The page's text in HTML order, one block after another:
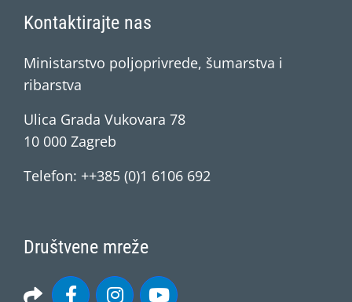
Kontaktirajte nas
Ministarstvo poljoprivrede, šumarstva i
ribarstva
Ulica Grada Vukovara 78
10 000 Zagreb
Telefon: ++385 (0)1 6106 692
Društvene mreže